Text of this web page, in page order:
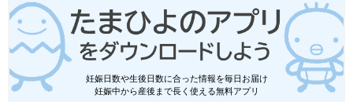
妊娠日数や生後日数に合った情報を毎日お届け
妊娠中から産後まで長く使える無料アプリ